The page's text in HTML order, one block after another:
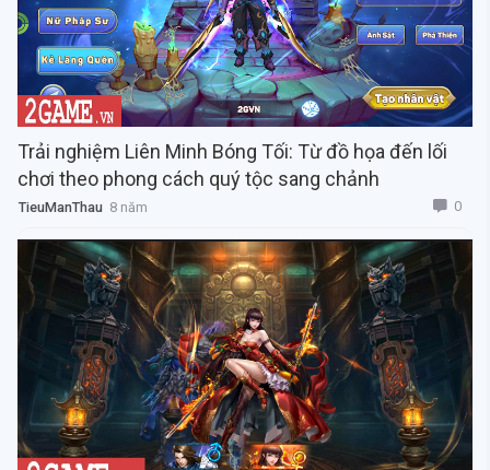
Trải nghiệm Liên Minh Bóng Tối: Từ đồ họa đến lối
chơi theo phong cách quý tộc sang chảnh
TieuManThau 8 năm 0